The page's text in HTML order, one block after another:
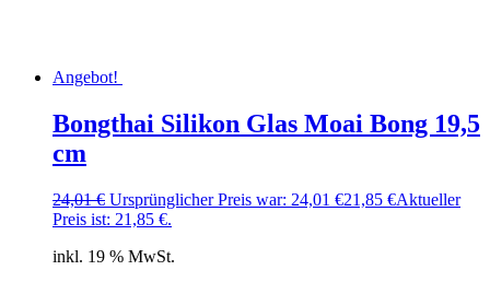
Angebot!
Bongthai Silikon Glas Moai Bong 19,5
cm
24,01€ Ursprünglicher Preis war: 24,01 €21,85 €Aktueller
Preis ist: 21,85 €.
inkl. 19 % MwSt.